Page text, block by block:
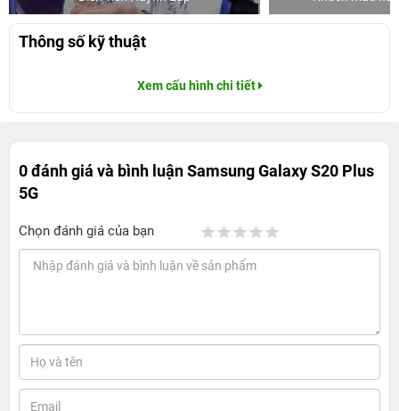
Thông số kỹ thuật
Xem cấu hình chi tiết
0 đánh giá và bình luậnSamsung Galaxy S20 Plus
5G
Chọn đánh giá của bạn